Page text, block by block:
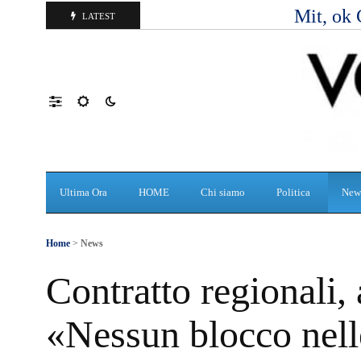
LATEST Mit, ok
Ultima Ora HOME Chi siamo Politica
Home > News
Contratto regionali,
«Nessun blocco